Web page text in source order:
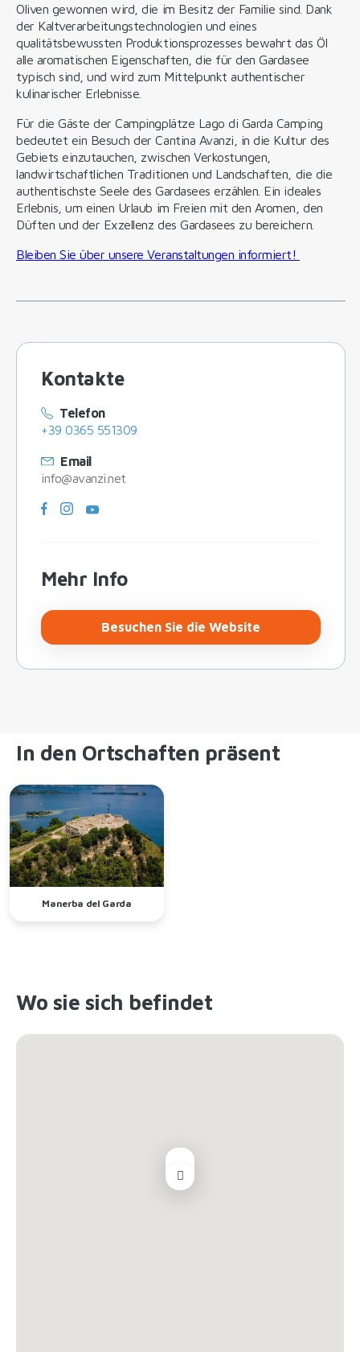
Oliven gewonnen wird, die im Besitz der Familie sind. Dank
der Kaltverarbeitungstechnologien und eines
qualitätsbewussten Produktionsprozesses bewahrt das Öl
alle aromatischen Eigenschaften, die für den Gardasee
typisch sind, und wird zum Mittelpunkt authentischer
kulinarischer Erlebnisse.
Für die Gäste der Campingplätze Lago di Garda Camping
bedeutet ein Besuch der Cantina Avanzi, in die Kultur des
Gebiets einzutauchen, zwischen Verkostungen,
landwirtschaftlichen Traditionen und Landschaften, die die
authentischste Seele des Gardasees erzählen. Ein ideales
Erlebnis, um einen Urlaub im Freien mit den Aromen, den
Düften und der Exzellenz des Gardasees zu bereichern.
Bleiben Sie über unsere Veranstaltungen informiert!
Kontakte
Telefon
+39 0365 551309
Email
info@avanzi.net
Mehr Info
Besuchen Sie die Website
In den Ortschaften präsent
Manerba del Garda
Wo sie sich befindet